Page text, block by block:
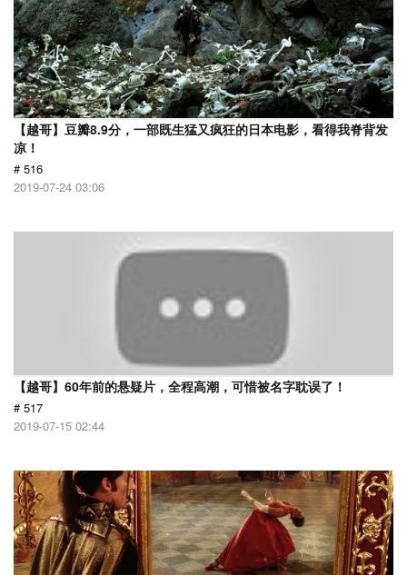
【越哥】豆瓣8.9分，一部既生猛又疯狂的日本电影，看得我脊背发
凉！
# 516
2019-07-24 03:06
【越哥】60年前的悬疑片，全程高潮，可惜被名字耽误了！
# 517
2019-07-15 02:44